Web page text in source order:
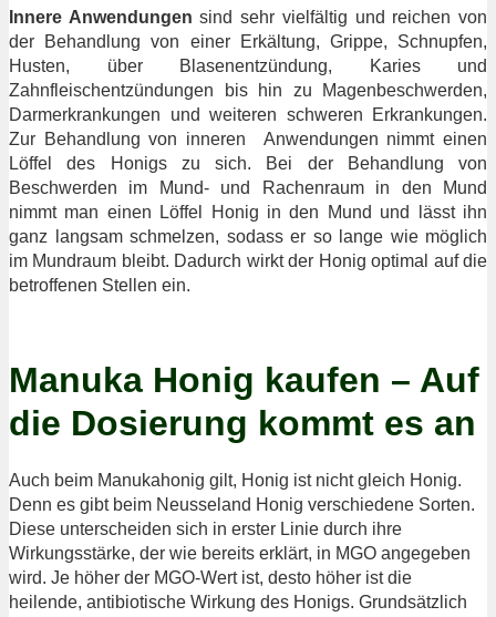
Innere Anwendungen sind sehr vielfältig und reichen von
der Behandlung von einer Erkältung, Grippe, Schnupfen,
Husten, über Blasenentzündung, Karies und
Zahnfleischentzündungen bis hin zu Magenbeschwerden,
Darmerkrankungen und weiteren schweren Erkrankungen.
Zur Behandlung von inneren Anwendungen nimmt einen
Löffel des Honigs zu sich. Bei der Behandlung von
Beschwerden im Mund- und Rachenraum in den Mund
nimmt man einen Löffel Honig in den Mund und lässt ihn
ganz langsam schmelzen, sodass er so lange wie möglich
im Mundraum bleibt. Dadurch wirkt der Honig optimal auf die
betroffenen Stellen ein.
Manuka Honig kaufen – Auf
die Dosierung kommt es an
Auch beim Manukahonig gilt, Honig ist nicht gleich Honig.
Denn es gibt beim Neusseland Honig verschiedene Sorten.
Diese unterscheiden sich in erster Linie durch ihre
Wirkungsstärke, der wie bereits erklärt, in MGO angegeben
wird. Je höher der MGO-Wert ist, desto höher ist die
heilende, antibiotische Wirkung des Honigs. Grundsätzlich